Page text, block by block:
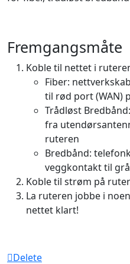
Fremgangsmåte
Koble til nettet i
Fiber:
til rød port (WAN)
Trådløst
fra
ruteren
Bredbånd:
veggkontakt til
Koble til strøm på
La ruteren jobbe i
nettet klart!
Delete